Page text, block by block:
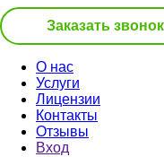
Заказать звонок
О нас
Услуги
Лицензии
Контакты
Отзывы
Вход